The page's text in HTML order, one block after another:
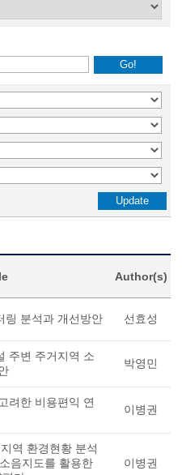
Author(s)
링 분석과 개선방안 선효성
주변 주거지역 소
박영민
려한 비용편익 연
이병권
역 환경현황 분석
음지도를 활용한
이병권